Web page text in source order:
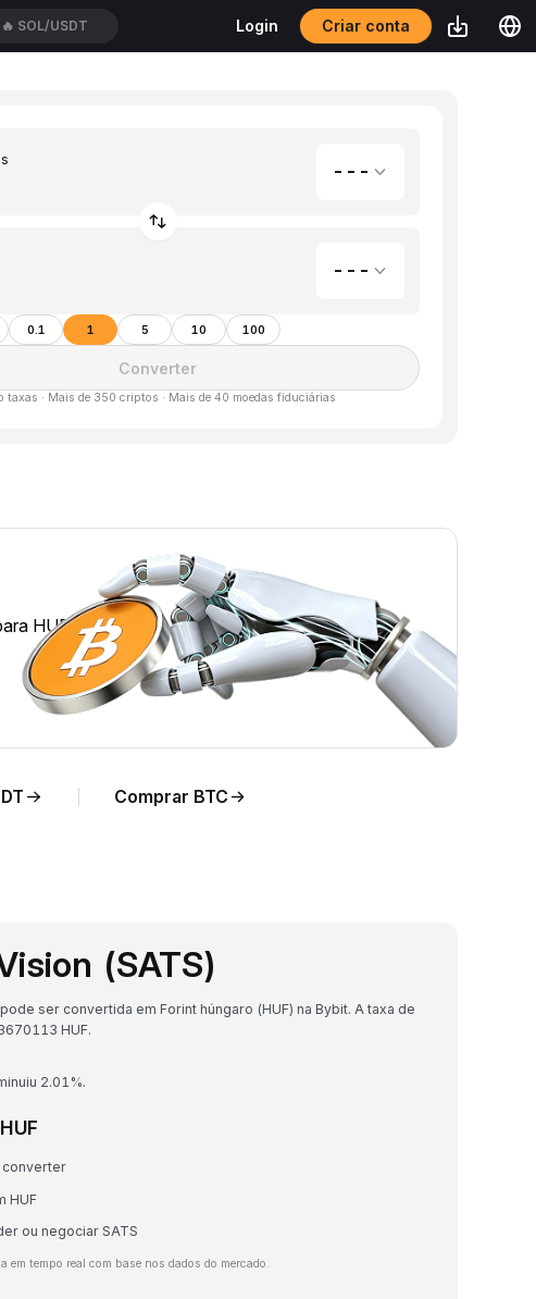
🔥 SOL/USDT Login Criar conta
---
---
0.1 1 5 10 100
Converter
taxas · Mais de 350 criptos · Mais de 40 moedas fiduciárias
HUF.
Comprar BTC
(SATS)
ser convertida em Forint húngaro (HUF) na Bybit. A taxa de
HUF.
2.01%.
converter
HUF
ou negociar SATS
em tempo real com base nos dados do mercado.